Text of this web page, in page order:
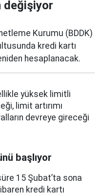
değişiyor
Kurumu (BDDK)
kredi kartı
hesaplanacak.
yüksek limitli
limit artırımı
devreye gireceği
başlıyor
15 Şubat’ta sona
kredi kartı